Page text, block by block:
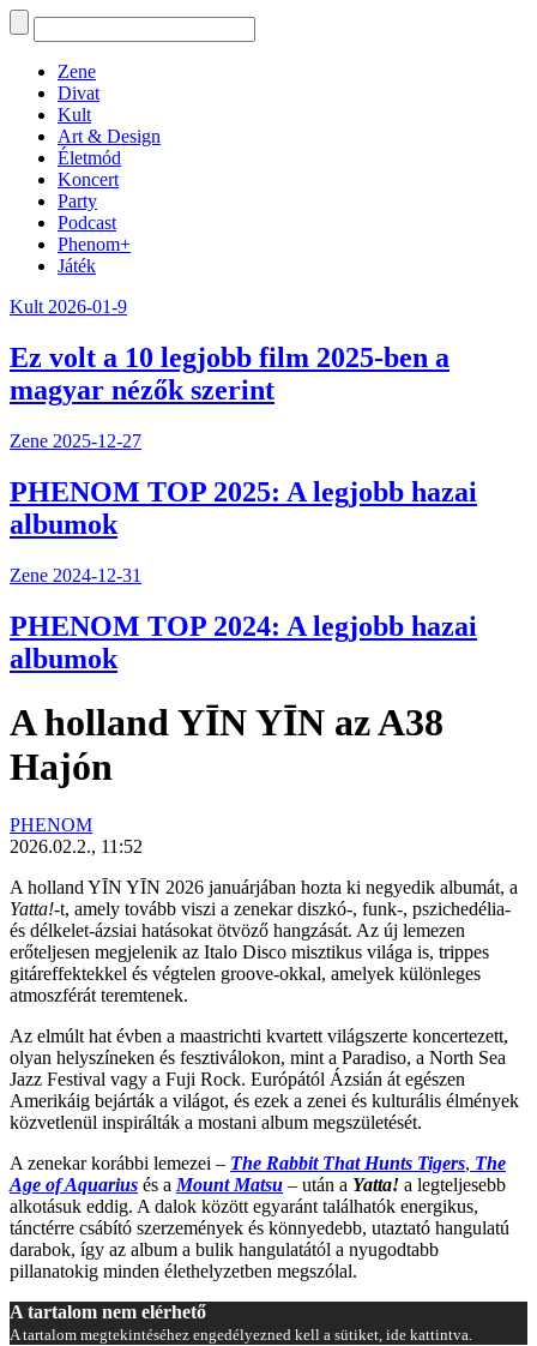
Zene
Divat
Kult
Art & Design
Életmód
Koncert
Party
Podcast
Phenom+
Játék
Kult 2026-01-9
Ez volt a 10 legjobb film 2025-ben a
magyar nézők szerint
Zene 2025-12-27
PHENOM TOP 2025: A legjobb hazai
albumok
Zene 2024-12-31
PHENOM TOP 2024: A legjobb hazai
albumok
A holland YĪN YĪN az A38
Hajón
PHENOM
2026.02.2., 11:52
A hollandYĪN YĪN 2026 januárjában hozta ki negyedik albumát, a
Yatta!-t, amely tovább viszi a zenekar diszkó-, funk-, pszichedélia-
és délkelet-ázsiai hatásokat ötvöző hangzását. Az új lemezen
erőteljesen megjelenik az Italo Disco misztikus világa is, trippes
gitáreffektekkel és végtelen groove-okkal, amelyek különleges
atmoszférát teremtenek.
Az elmúlt hat évben a maastrichti kvartett világszerte koncertezett,
olyan helyszíneken és fesztiválokon, mint a Paradiso, a North Sea
Jazz Festival vagy a Fuji Rock. Európától Ázsián át egészen
Amerikáig bejárták a világot, és ezek a zenei és kulturális élmények
közvetlenül inspirálták a mostani album megszületését.
A zenekar korábbi lemezei – The Rabbit That Hunts Tigers, The
Age of Aquarius és aMount Matsu – után a Yatta! a legteljesebb
alkotásuk eddig. A dalok között egyaránt találhatók energikus,
tánctérre csábító szerzemények és könnyedebb, utaztató hangulatú
darabok, így az album a bulik hangulatától a nyugodtabb
pillanatokig minden élethelyzetben megszólal.
A tartalom nem elérhető
A tartalom megtekintéséhez engedélyezned kell a sütiket, ide kattintva.